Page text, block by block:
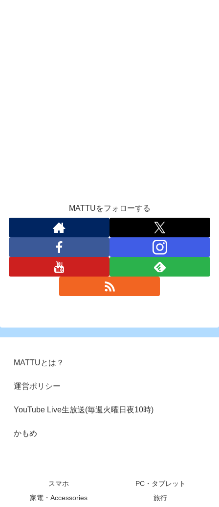
MATTUをフォローする
MATTUとは？
運営ポリシー
YouTube Live生放送(毎週火曜日夜10時)
かもめ
スマホ
PC・タブレット
家電・Accessories
旅行